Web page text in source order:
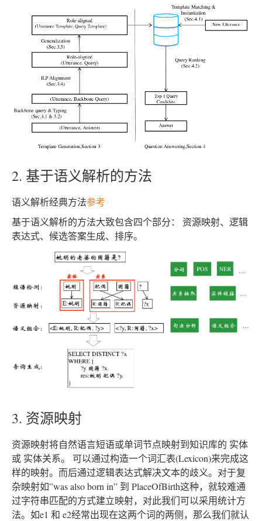
2. 基于语义解析的方法
语义解析经典方法参考
基于语义解析的方法大致包含四个部分： 资源映射、逻辑
表达式、候选答案生成、排序。
3. 资源映射
资源映射将自然语言短语或单词节点映射到知识库的 实体
或 实体关系。 可以通过构造一个词汇表(Lexicon)来完成这
样的映射。而后通过逻辑表达式解决文本的歧义。对于复
杂映射如”was also born in” 到 PlaceOfBirth这种，就较难通
过字符串匹配的方式建立映射，对此我们可以采用统计方
法。如e1 和 e2经常出现在这两个词的两侧，那么我们就认